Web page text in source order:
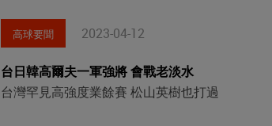
高球要聞 2023-04-12
台日韓高爾夫一軍強將 會戰老淡水
台灣罕見高強度業餘賽 松山英樹也打過